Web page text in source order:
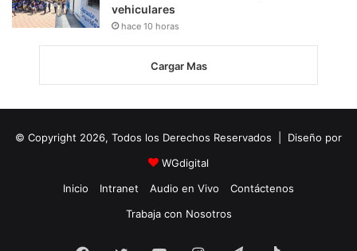
vehiculares
hace 10 horas
Cargar Mas
© Copyright 2026, Todos los Derechos Reservados | Diseño por
WGdigital
Inicio
Intranet Audio en Vivo
Contáctenos
Trabaja con Nosotros